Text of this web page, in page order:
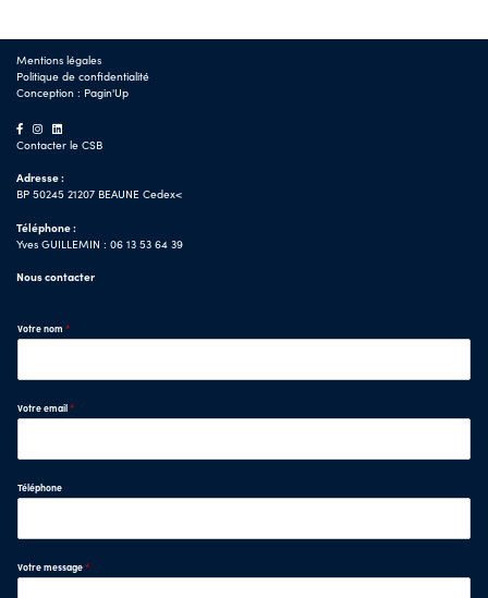
Mentions légales
Politique de confidentialité
Conception : Pagin'Up
Contacter le CSB
Adresse :
BP 50245 21207 BEAUNE Cedex<
Téléphone :
Yves GUILLEMIN : 06 13 53 64 39
Nous contacter
Votre nom *
Votre email*
Téléphone
Votre message*